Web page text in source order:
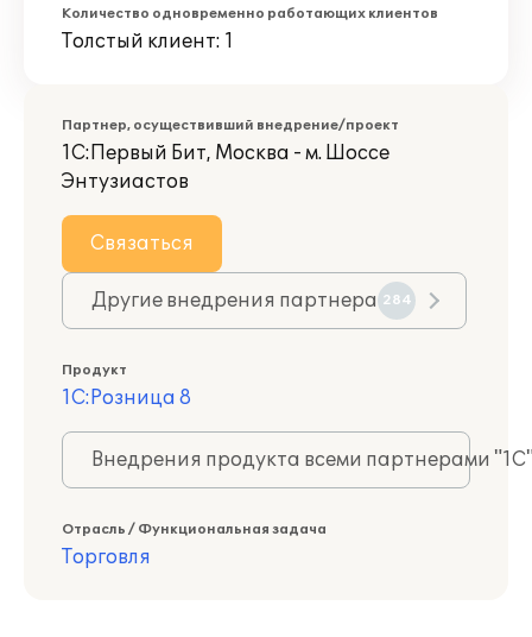
Количество одновременно работающих клиентов
Толстый клиент: 1
Партнер, осуществивший внедрение/проект
1С:Первый Бит, Москва - м. Шоссе
Энтузиастов
Связаться
Другие внедрения партнера 284
Продукт
1С:Розница 8
Внедрения продукта всеми партнерами
Отрасль / Функциональная задача
Торговля